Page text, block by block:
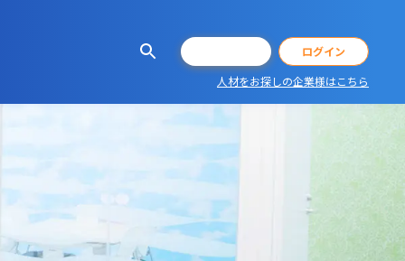
ログイン
人材をお探しの企業様はこちら